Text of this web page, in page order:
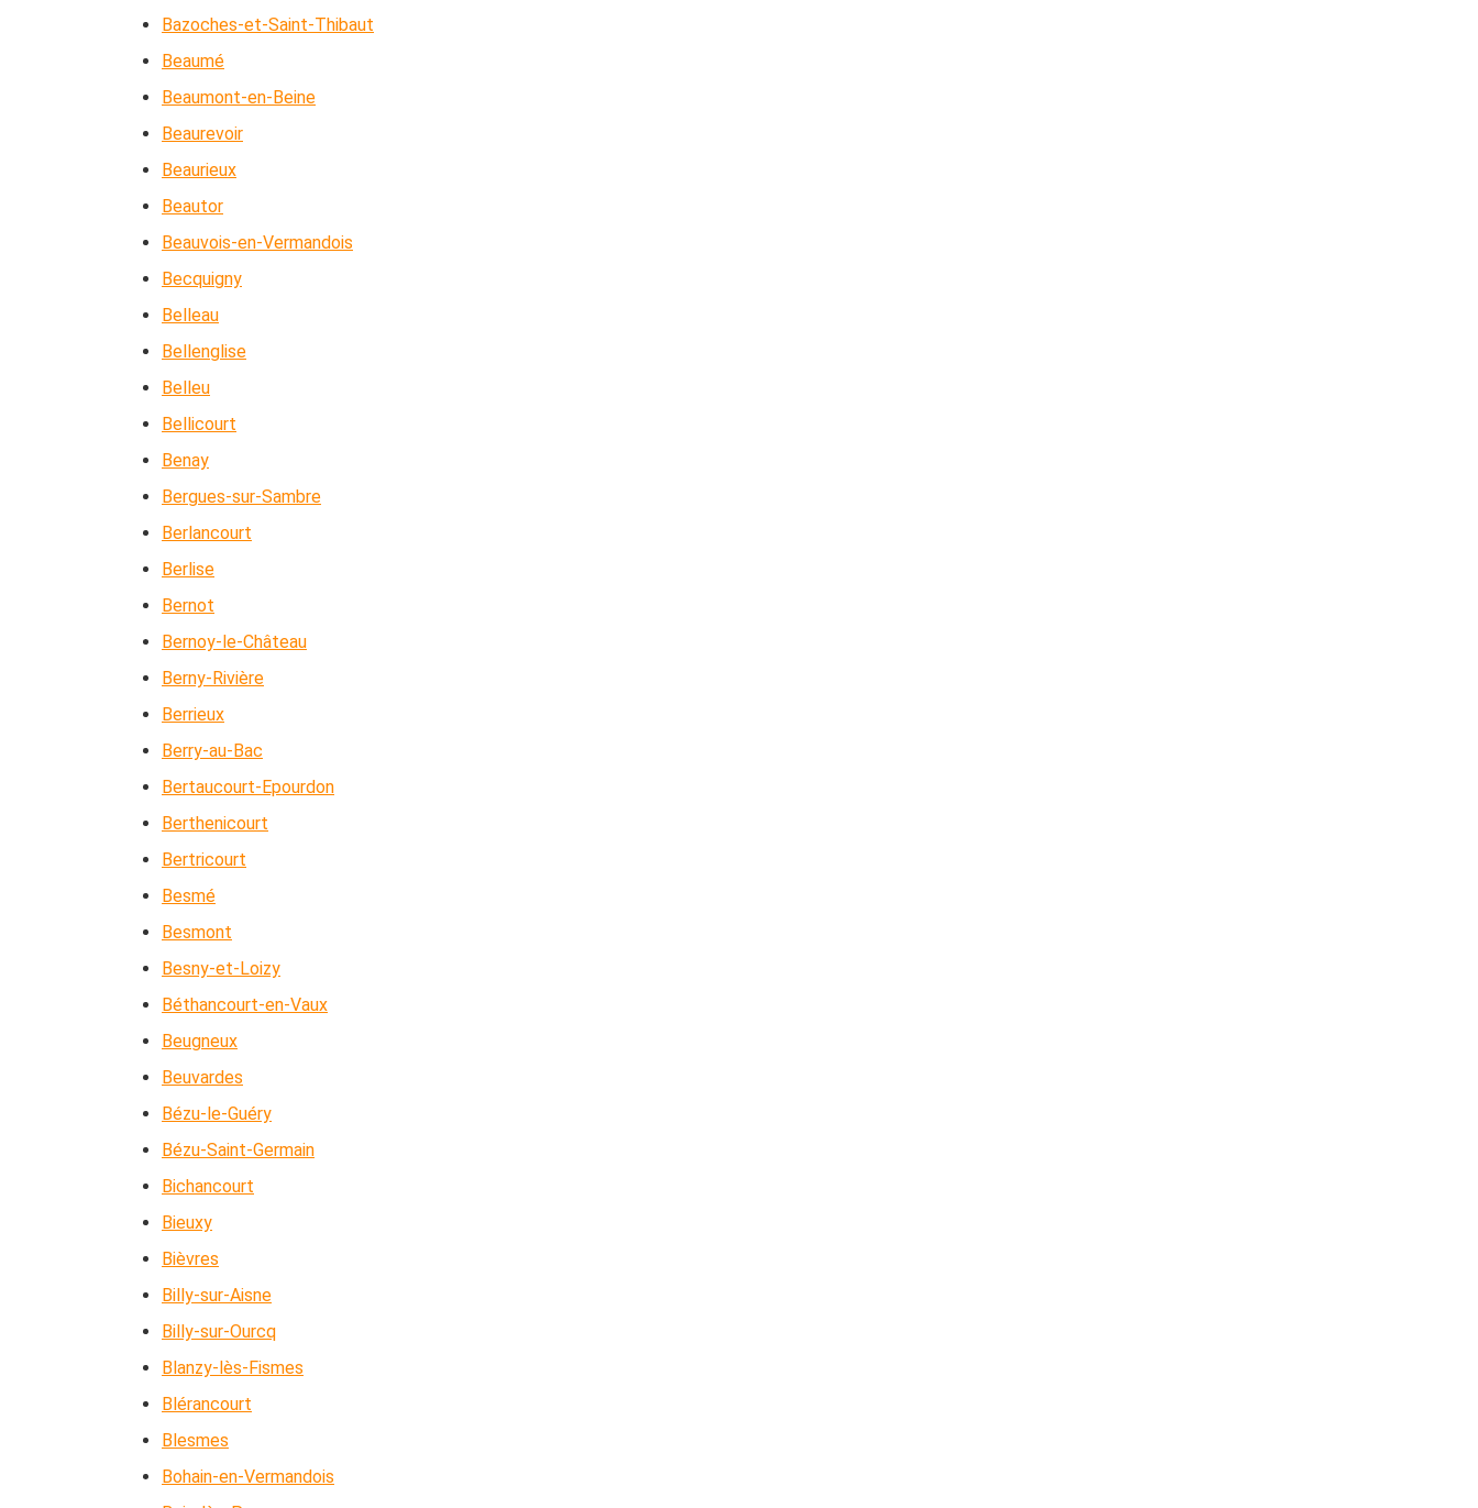
Bazoches-et-Saint-Thibaut
Beaumé
Beaumont-en-Beine
Beaurevoir
Beaurieux
Beautor
Beauvois-en-Vermandois
Becquigny
Belleau
Bellenglise
Belleu
Bellicourt
Benay
Bergues-sur-Sambre
Berlancourt
Berlise
Bernot
Bernoy-le-Château
Berny-Rivière
Berrieux
Berry-au-Bac
Bertaucourt-Epourdon
Berthenicourt
Bertricourt
Besmé
Besmont
Besny-et-Loizy
Béthancourt-en-Vaux
Beugneux
Beuvardes
Bézu-le-Guéry
Bézu-Saint-Germain
Bichancourt
Bieuxy
Bièvres
Billy-sur-Aisne
Billy-sur-Ourcq
Blanzy-lès-Fismes
Blérancourt
Blesmes
Bohain-en-Vermandois